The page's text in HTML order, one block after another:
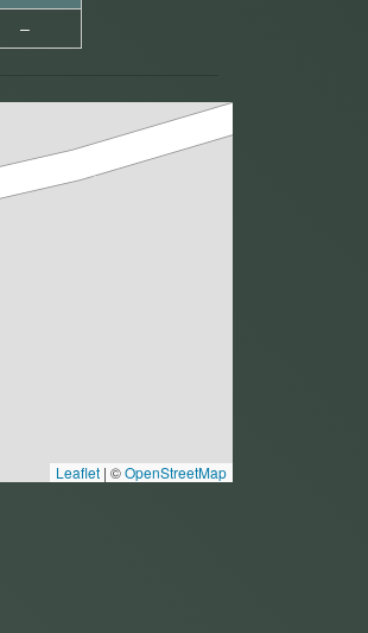
–
Leaflet | ©OpenStreetMap